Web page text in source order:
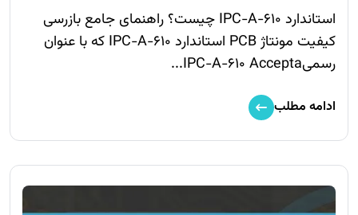
استاندارد IPC-A-610 چیست؟ راهنمای جامع بازرسی
کیفیت مونتاژ PCB استاندارد IPC-A-610 که با عنوان
رسمیIPC-A-610 Accepta...
ادامه مطلب